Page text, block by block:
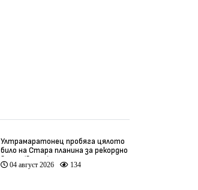
Ултрамаратонец пробяга цялото
било на Стара планина за рекордно
време (видео)
04 август 2026 134